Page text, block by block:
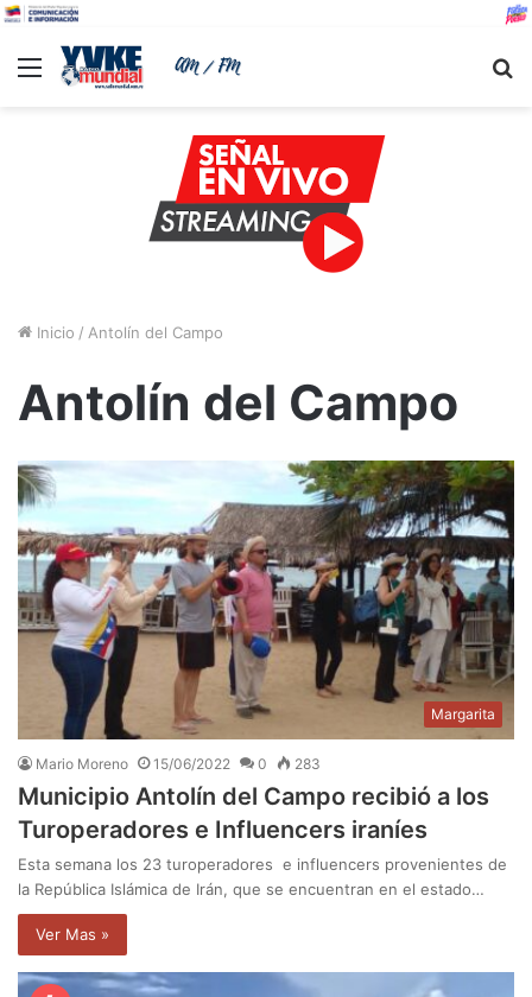
Menu
Inicio / Antolín del Campo
Antolín del Campo
Margarita
Mario Moreno 15/06/2022 0 283
Municipio Antolín del Campo recibió a los
Turoperadores e Influencers iraníes
Esta semana los 23 turoperadores e influencers provenientes de
la República Islámica de Irán, que se encuentran en el estado…
Ver Mas »